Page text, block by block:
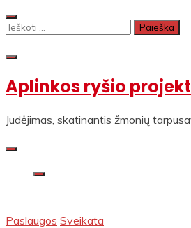
Skip
to
Ieškoti:
Aplinkos ryšio
Judėjimas, skatinantis žmonių
Paslaugos Sveikata